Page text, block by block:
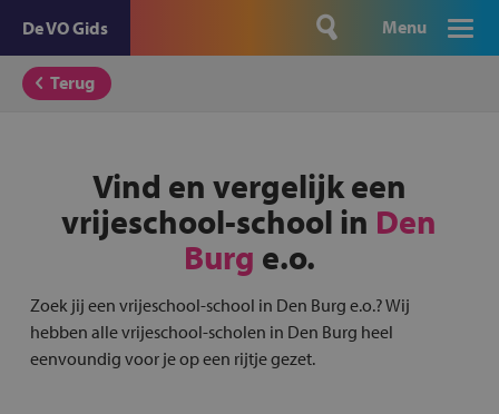
De VO Gids Menu
Terug
Vind en vergelijk een
vrijeschool-school in Den
Burg e.o.
Zoek jij een vrijeschool-school in Den Burg e.o.? Wij
hebben alle vrijeschool-scholen in Den Burg heel
eenvoundig voor je op een rijtje gezet.